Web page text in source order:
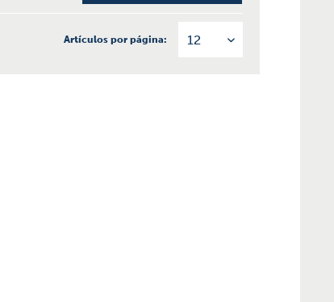
Artículos por página: